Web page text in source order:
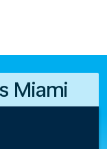
Miami